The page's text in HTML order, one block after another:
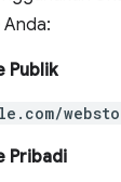
Publik
Pribadi